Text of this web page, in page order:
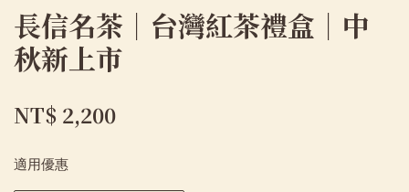
長信名茶｜台灣紅茶禮盒｜中
秋新上市
NT$ 2,200
適用優惠